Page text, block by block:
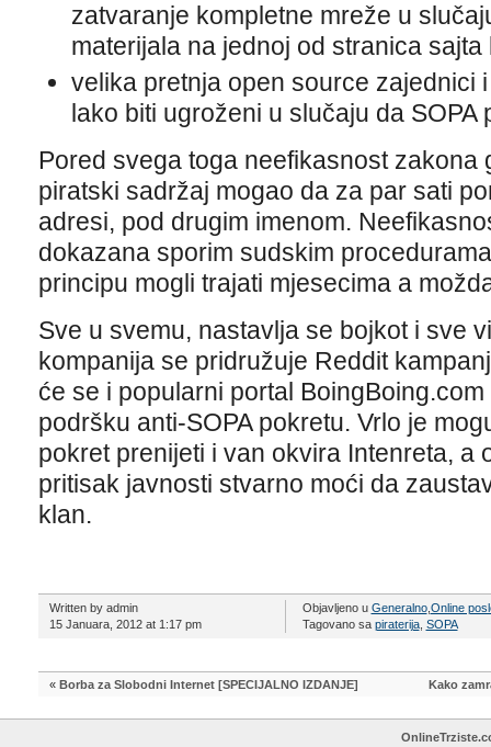
zatvaranje kompletne mreže u
materijala na jednoj od stranica
velika pretnja open source zajednici
lako biti ugroženi u slučaju da SOPA
Pored svega toga neefikasnost zakona
piratski sadržaj mogao da za par sati
adresi, pod drugim imenom.
dokazana sporim sudskim
principu mogli trajati mjesecima a
Sve u svemu, nastavlja se bojkot i sve
kompanija se pridružuje Reddit
će se i popularni portal
podršku anti-SOPA pokretu. Vrlo je
pokret prenijeti i van okvira Intenreta, a
pritisak javnosti stvarno moći da
klan.
Written by admin
15 Januara, 2012 at 1:17 pm
Objavljeno u Generalno, Online
Tagovano sa piraterija, SOPA
« Borba za Slobodni Internet [SPECIJALNO IZDANJE] Kako